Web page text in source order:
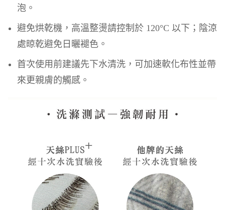
泡。
避免烘乾機，高溫整燙請控制於 120°C 以下；陰涼
處晾乾避免日曬褪色。
首次使用前建議先下水清洗，可加速軟化布性並帶
來更親膚的觸感。